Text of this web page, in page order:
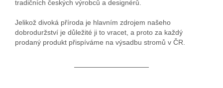
tradičních českých výrobců a designérů.
Jelikož divoká příroda je hlavním zdrojem našeho
dobroduržství je důležité ji to vracet, a proto za každý
prodaný produkt přispíváme na výsadbu stromů v ČR.